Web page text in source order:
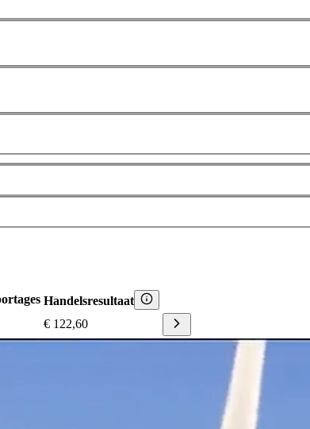
Handelsresultaat
€ 122,60